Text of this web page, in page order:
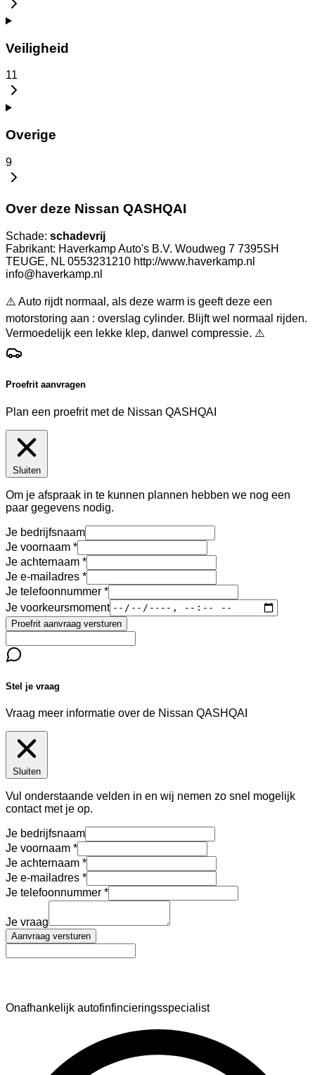
Veiligheid
11
Overige
9
Over deze Nissan QASHQAI
Schade: schadevrij
Fabrikant: Haverkamp Auto's B.V. Woudweg 7 7395SH
TEUGE, NL 0553231210 http://www.haverkamp.nl
info@haverkamp.nl
⚠️ Auto rijdt normaal, als deze warm is geeft deze een
motorstoring aan : overslag cylinder. Blijft wel normaal rijden.
Vermoedelijk een lekke klep, danwel compressie. ⚠️
Proefrit aanvragen
Plan een proefrit met de Nissan QASHQAI
Sluiten
Om je afspraak in te kunnen plannen hebben we nog een
paar gegevens nodig.
Je bedrijfsnaam
Je voornaam
Je achternaam
Je e-mailadres
Je telefoonnummer
Je voorkeursmoment
Proefrit aanvraag versturen
Stel je vraag
Vraag meer informatie over de Nissan QASHQAI
Sluiten
Vul onderstaande velden in en wij nemen zo snel mogelijk
contact met je op.
Je bedrijfsnaam
Je voornaam
Je achternaam
Je e-mailadres
Je telefoonnummer
Je vraag
Aanvraag versturen
Onafhankelijk autofinfincieringsspecialist